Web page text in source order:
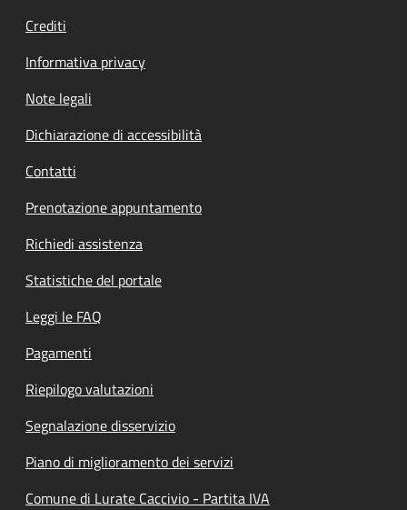
Crediti
Informativa privacy
Note legali
Dichiarazione di accessibilità
Contatti
Prenotazione appuntamento
Richiedi assistenza
Statistiche del portale
Leggi le FAQ
Pagamenti
Riepilogo valutazioni
Segnalazione disservizio
Piano di miglioramento dei servizi
Comune di Lurate Caccivio - Partita IVA